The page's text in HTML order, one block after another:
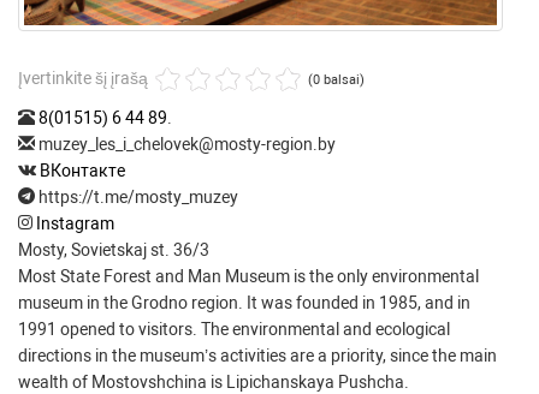
Įvertinkite šį įrašą (0 balsai)
8(01515) 6 44 89.
muzey_les_i_chelovek@mosty-region.by
ВКонтакте
https://t.me/mosty_muzey
Instagram
Mosty, Sovietskaj st. 36/3
Most State Forest and Man Museum is the only environmental
museum in the Grodno region. It was founded in 1985, and in
1991 opened to visitors. The environmental and ecological
directions in the museum’s activities are a priority, since the main
wealth of Mostovshchina is Lipichanskaya Pushcha.